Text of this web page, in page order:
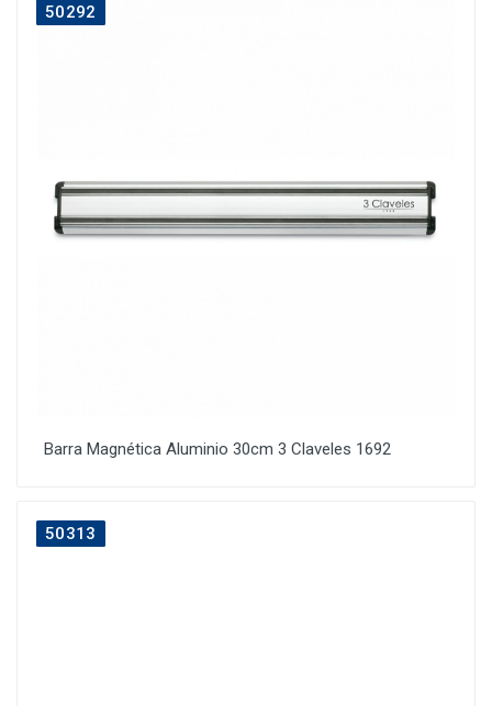
50292
Barra Magnética Aluminio 30cm 3 Claveles 1692
50313